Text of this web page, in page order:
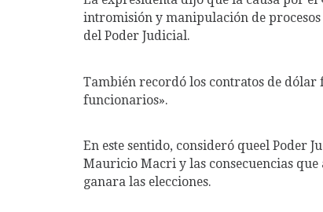
intromisión y manipulación de
del Poder Judicial.
También recordó los contratos de dólar
funcionarios».
En este sentido, consideró queel Poder
Mauricio Macri y las consecuencias
ganara las elecciones.